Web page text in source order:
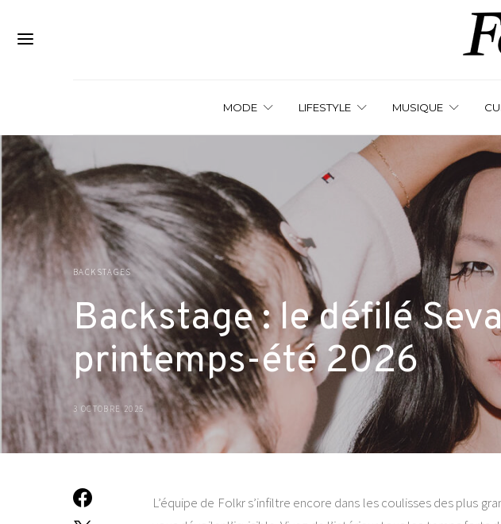
MODE LIFESTYLE MUSIQUE
BACKSTAGES
Backstage : le défilé
printemps-été 2026
3 OCTOBRE 2025
L’équipe de Folkr s’infiltre encore dans les coulisses des plus